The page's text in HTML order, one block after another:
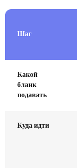
Шаг
Какой
бланк
подавать
Куда идти